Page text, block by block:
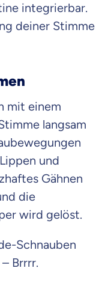
integrierbar.
deiner Stimme
mit einem
langsam
und
Gähnen
die
wird gelöst.
Schnauben
Brrrr.